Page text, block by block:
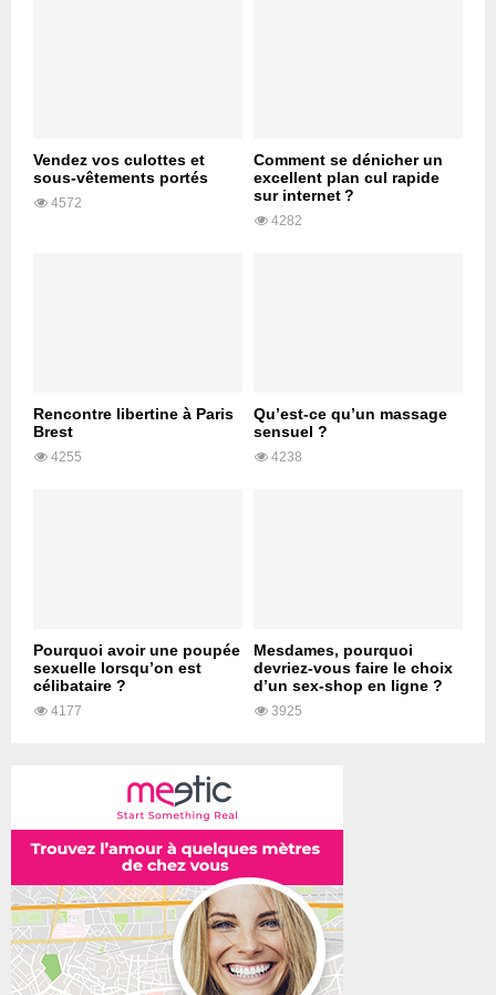
Vendez vos culottes et
sous-vêtements portés
4572
Comment se dénicher un
excellent plan cul rapide
sur internet ?
4282
Rencontre libertine à Paris
Brest
4255
Qu’est-ce qu’un massage
sensuel ?
4238
Pourquoi avoir une poupée
sexuelle lorsqu’on est
célibataire ?
4177
Mesdames, pourquoi
devriez-vous faire le choix
d’un sex-shop en ligne ?
3925